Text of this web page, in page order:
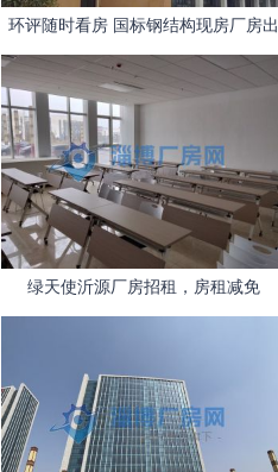
环评随时看房 国标钢结构现房厂房出
租 配套齐全
绿天使沂源厂房招租，房租减免